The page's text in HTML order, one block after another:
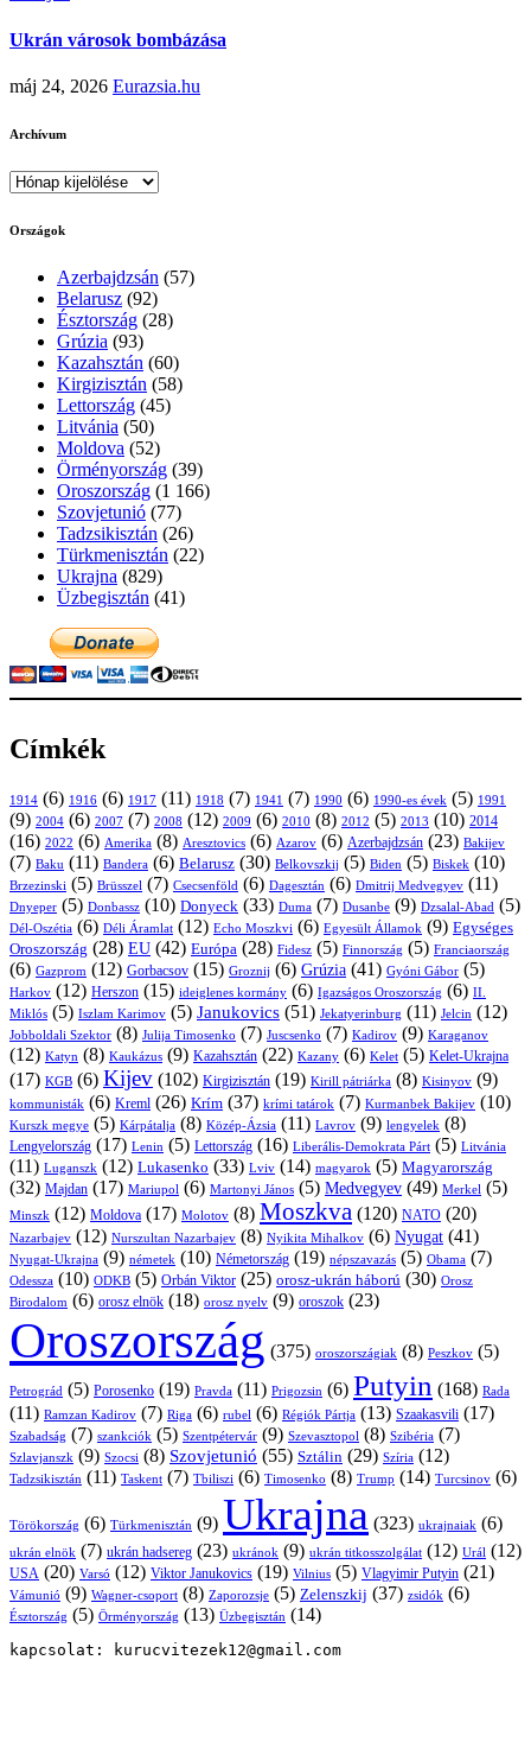
Ukrán városok bombázása
máj 24, 2026 Eurazsia.hu
Archívum
Archívum
Országok
Azerbajdzsán (57)
Belarusz (92)
Észtország (28)
Grúzia (93)
Kazahsztán (60)
Kirgizisztán (58)
Lettország (45)
Litvánia (50)
Moldova (52)
Örményország (39)
Oroszország (1 166)
Szovjetunió (77)
Tadzsikisztán (26)
Türkmenisztán (22)
Ukrajna (829)
Üzbegisztán (41)
Címkék
1914 (6) 1916 (6) 1917 (11) 1918 (7) 1941 (7) 1990 (6) 1990-es évek (5) 1991
(9) 2004 (6) 2007 (7) 2008 (12) 2009 (6) 2010 (8) 2012 (5) 2013 (10) 2014
(16) 2022 (6) Amerika (8) Aresztovics (6) Azarov (6) Azerbajdzsán (23) Bakijev
(7) Baku (11) Bandera (6) Belarusz (30) Belkovszkij (5) Biden (5) Biskek (10)
Brzezinski (5) Brüsszel (7) Csecsenföld (6) Dagesztán (6) Dmitrij Medvegyev (11)
Dnyeper (5) Donbassz (10) Donyeck (33) Duma (7) Dusanbe (9) Dzsalal-Abad (5)
Dél-Oszétia (6) Déli Áramlat (12) Echo Moszkvi (6) Egyesült Államok (9) Egységes
Oroszország (28) EU (42) Európa (28) Fidesz (5) Finnország (5) Franciaország
(6) Gazprom (12) Gorbacsov (15) Groznij (6) Grúzia (41) Gyóni Gábor (5)
Harkov (12) Herszon (15) ideiglenes kormány (6) Igazságos Oroszország (6) II.
Miklós (5) Iszlam Karimov (5) Janukovics (51) Jekatyerinburg (11) Jelcin (12)
Jobboldali Szektor (8) Julija Timosenko (7) Juscsenko (7) Kadirov (9) Karaganov
(12) Katyn (8) Kaukázus (9) Kazahsztán (22) Kazany (6) Kelet (5) Kelet-Ukrajna
(17) KGB (6) Kijev (102) Kirgizisztán (19) Kirill pátriárka (8) Kisinyov (9)
kommunisták (6) Kreml (26) Krím (37) krími tatárok (7) Kurmanbek Bakijev (10)
Kurszk megye (5) Kárpátalja (8) Közép-Ázsia (11) Lavrov (9) lengyelek (8)
Lengyelország (17) Lenin (5) Lettország (16) Liberális-Demokrata Párt (5) Litvánia
(11) Luganszk (12) Lukasenko (33) Lviv (14) magyarok (5) Magyarország
(32) Majdan (17) Mariupol (6) Martonyi János (5) Medvegyev (49) Merkel (5)
Minszk (12) Moldova (17) Molotov (8) Moszkva (120) NATO (20)
Nazarbajev (12) Nurszultan Nazarbajev (8) Nyikita Mihalkov (6) Nyugat (41)
Nyugat-Ukrajna (9) németek (10) Németország (19) népszavazás (5) Obama (7)
Odessza (10) ODKB (5) Orbán Viktor (25) orosz-ukrán háború (30) Orosz
Birodalom (6) orosz elnök (18) orosz nyelv (9) oroszok (23)
Oroszország (375) oroszországiak (8) Peszkov (5)
Petrográd (5) Porosenko (19) Pravda (11) Prigozsin (6) Putyin (168) Rada
(11) Ramzan Kadirov (7) Riga (6) rubel (6) Régiók Pártja (13) Szaakasvili (17)
Szabadság (7) szankciók (5) Szentpétervár (9) Szevasztopol (8) Szibéria (7)
Szlavjanszk (9) Szocsi (8) Szovjetunió (55) Sztálin (29) Szíria (12)
Tadzsikisztán (11) Taskent (7) Tbiliszi (6) Timosenko (8) Trump (14) Turcsinov (6)
Törökország (6) Türkmenisztán (9) Ukrajna (323) ukrajnaiak (6)
ukrán elnök (7) ukrán hadsereg (23) ukránok (9) ukrán titkosszolgálat (12) Urál (12)
USA (20) Varsó (12) Viktor Janukovics (19) Vilnius (5) Vlagyimir Putyin (21)
Vámunió (9) Wagner-csoport (8) Zaporozsje (5) Zelenszkij (37) zsidók (6)
Észtország (5) Örményország (13) Üzbegisztán (14)
kapcsolat: kurucvitezek12@gmail.com